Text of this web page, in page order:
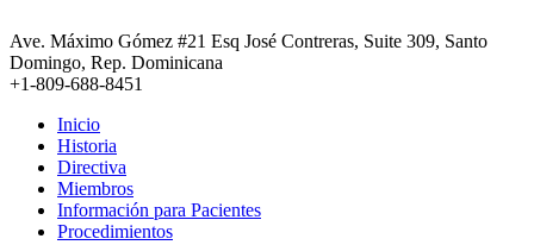
al
contenido
Ave. Máximo Gómez #21 Esq José Contreras, Suite 309, Santo
Domingo, Rep. Dominicana
+1-809-688-8451
Inicio
Historia
Directiva
Miembros
Información para Pacientes
Procedimientos